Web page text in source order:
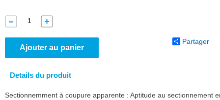
Ajouter au panier
Partager
Details du produit
Sectionnemment à coupure apparente : Aptitude au sectionnement